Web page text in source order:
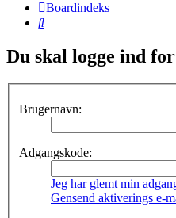
Boardindeks
Søg
Du skal logge ind
Brugernavn:
Adgangskode:
Jeg har glemt min
Gensend aktiverings e-